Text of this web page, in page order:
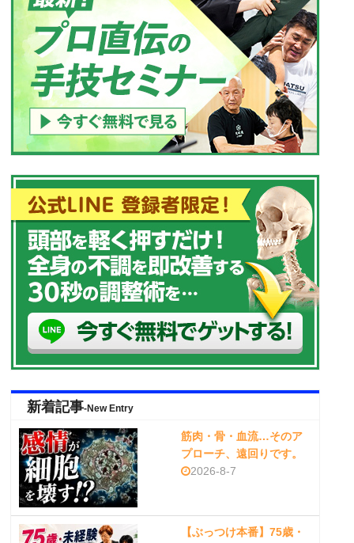
新着記事-New Entry
筋肉・骨・血流…そのア
プローチ、遠回りです。
2026-8-7
【ぶっつけ本番】75歳・